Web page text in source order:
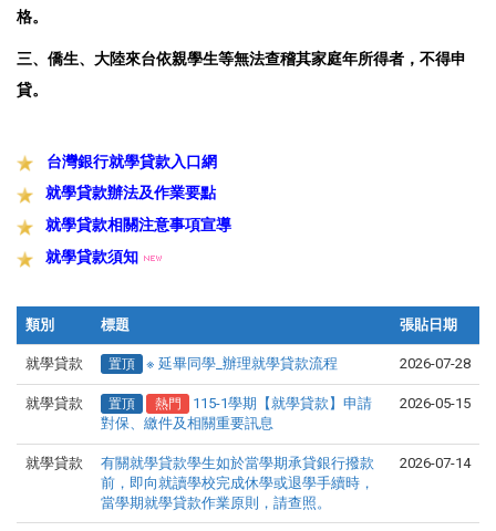
格。
三、僑生、大陸來台依親學生等無法查稽其家庭年所得者，不得申
貸。
台灣銀行就學貸款入口網
就學貸款辦法及作業要點
就學貸款相關注意事項宣導
就學貸款須知
類別 標題 張貼日期
就學貸款 置頂 ※ 延畢同學_辦理就學貸款流程 2026-07-28
就學貸款 置頂 熱門
115-1學期【就學貸款】申請
對保、繳件及相關重要訊息
2026-05-15
就學貸款
有關就學貸款學生如於當學期承貸銀行撥款
前，即向就讀學校完成休學或退學手續時，
當學期就學貸款作業原則，請查照。
2026-07-14